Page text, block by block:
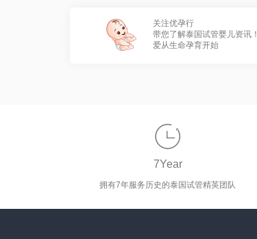
关注优孕行
带您了解泰国试管婴儿资讯！
爱从生命孕育开始

7Year
拥有7年服务历史的泰国试管精英团队